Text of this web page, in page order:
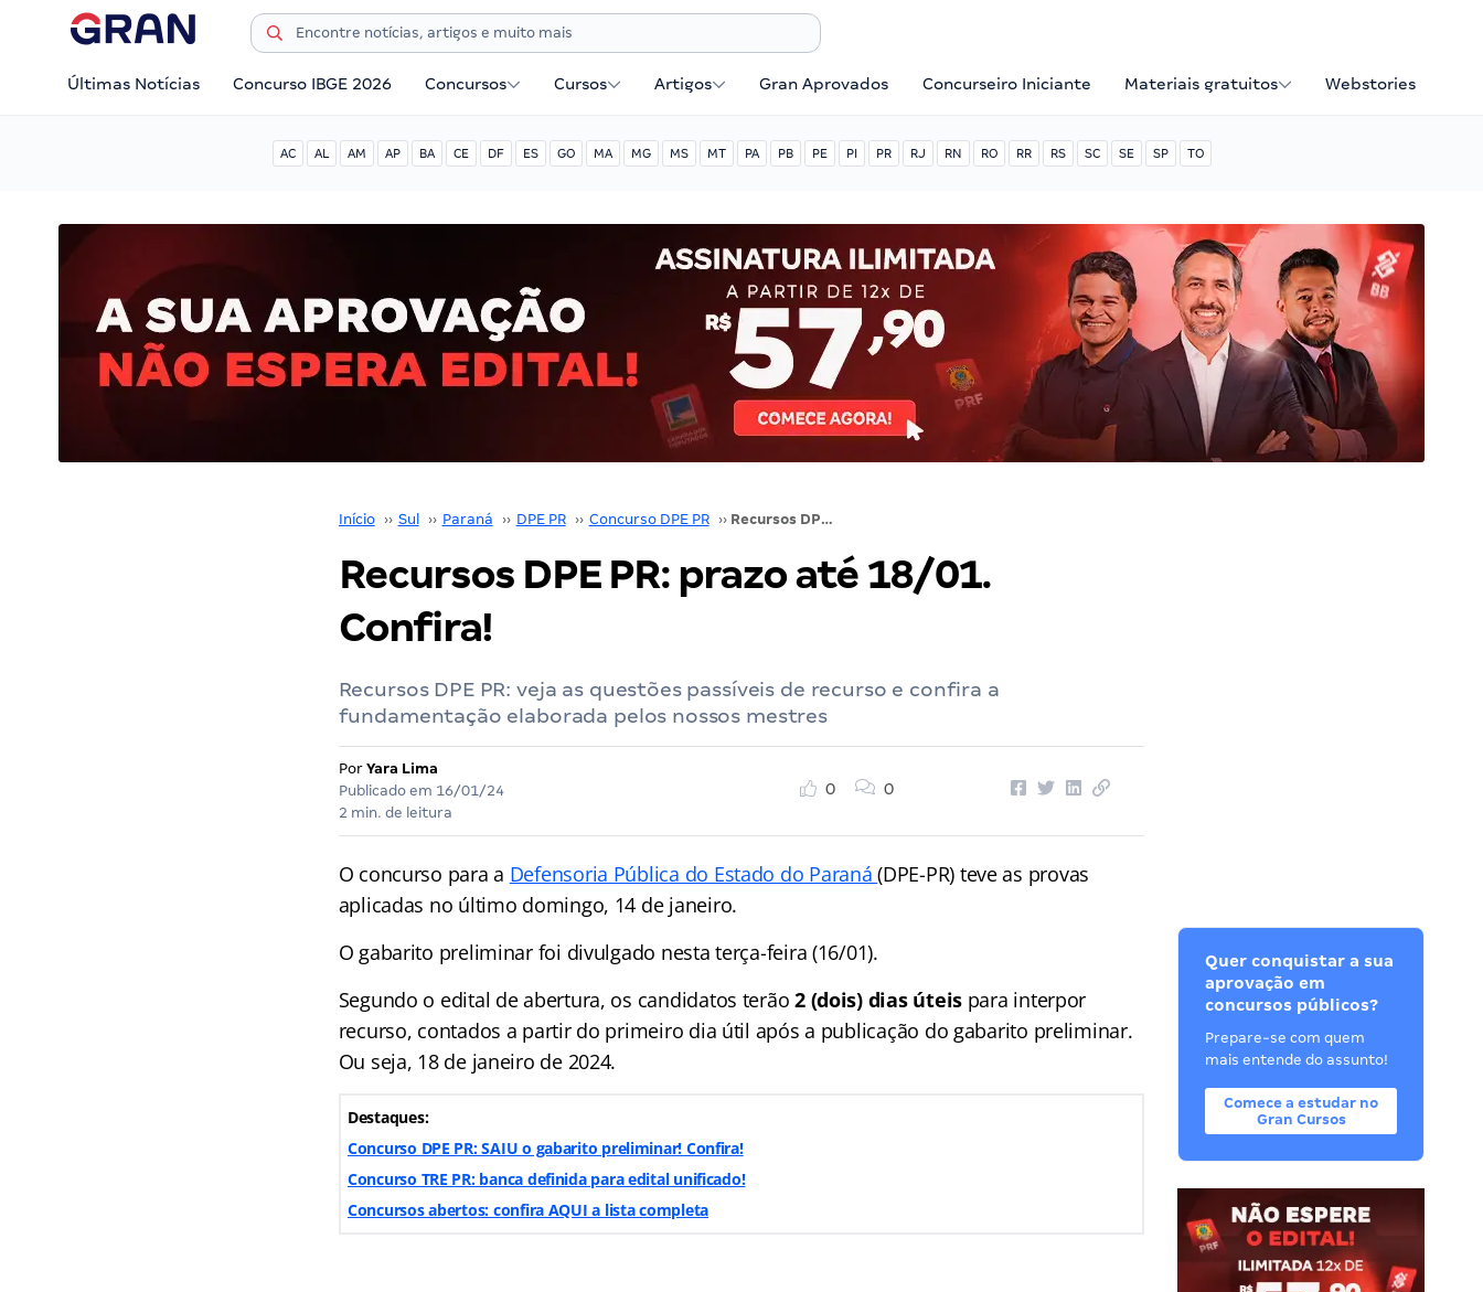
Últimas Notícias Concurso IBGE 2026 Concursos Cursos Artigos Gran Aprovados Concurseiro Iniciante Materiais gratuitos Webstories
AC AL AM AP BA CE DF ES GO MA MG MS MT PA PB PE PI PR RJ RN RO RR RS SC SE SP TO
Início ›› Sul ›› Paraná ›› DPE PR ›› Concurso DPE PR ›› Recursos DPE PR: prazo até 18/01. Confira!
Recursos DPE PR: prazo até 18/01.
Confira!
Recursos DPE PR: veja as questões passíveis de recurso e confira a
fundamentação elaborada pelos nossos mestres
Por Yara Lima
Publicado em 16/01/24
2 min. de leitura
0 0
O concurso para a Defensoria Pública do Estado do Paraná(DPE-PR) teve as provas
aplicadas no último domingo, 14 de janeiro.
O gabarito preliminar foi divulgado nesta terça-feira (16/01).
Segundo o edital de abertura, os candidatos terão2 (dois) dias úteispara interpor
recurso, contados a partir do primeiro dia útil após a publicação do gabarito preliminar.
Ou seja, 18 de janeiro de 2024.
Destaques:
Concurso DPE PR: SAIU o gabarito preliminar! Confira!
Concurso TRE PR: banca definida para edital unificado!
Concursos abertos: confira AQUI a lista completa
Quer conquistar a sua
aprovação em
concursos públicos?
Prepare-se com quem
mais entende do assunto!
Comece a estudar no
Gran Cursos